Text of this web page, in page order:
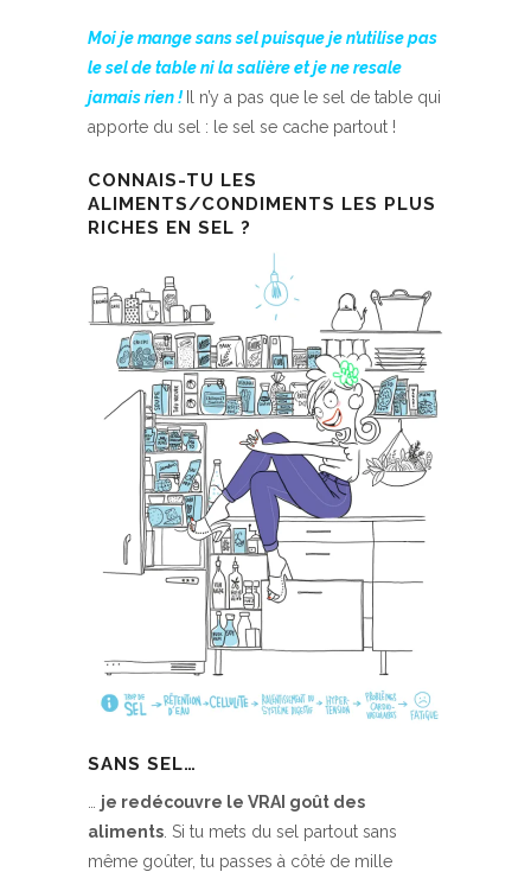
Moi je mange sans sel puisque je n’utilise pas
le sel de table ni la salière et je ne resale
jamais rien !
Il n’y a pas que le sel de table qui
apporte du sel : le sel se cache partout !
CONNAIS-TU LES
ALIMENTS/CONDIMENTS LES PLUS
RICHES EN SEL ?
SANS SEL…
je redécouvre le VRAI goût des
aliments . Si tu mets du sel partout sans
même goûter, tu passes à côté de mille